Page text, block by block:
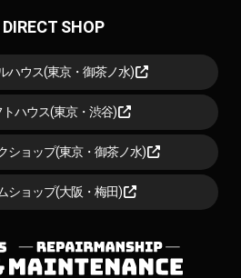
DIRECT SHOP
ハウス(東京・御茶ノ水)
トハウス(東京・渋谷)
ショップ(東京・御茶ノ水)
ショップ(大阪・梅田)